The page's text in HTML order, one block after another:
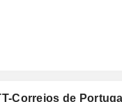
Correios de